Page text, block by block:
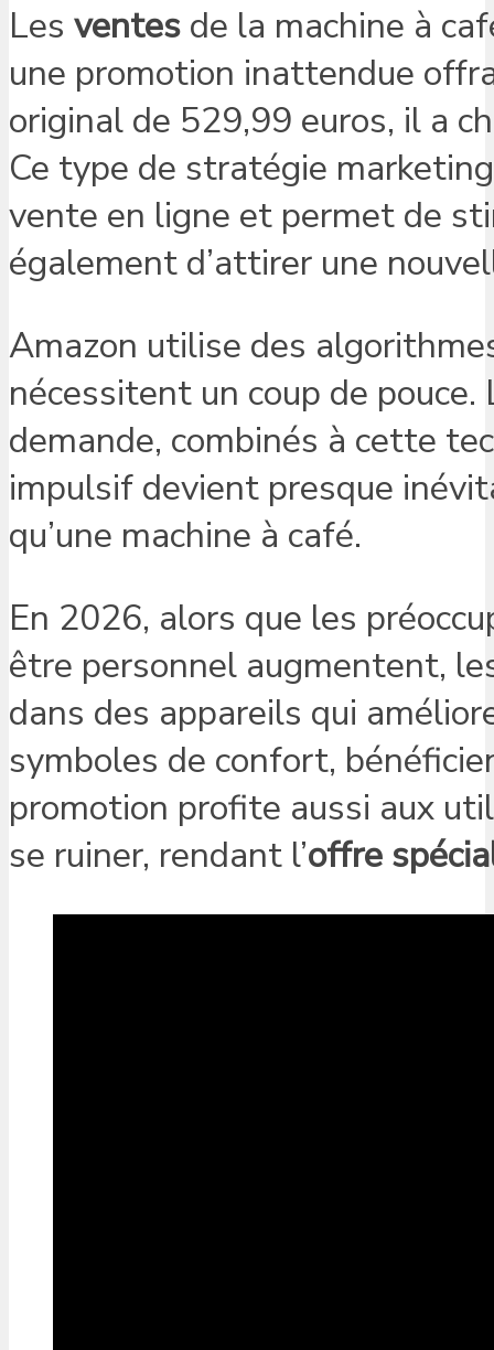
Les ventes de la machine à
une promotion inattendue
original de 529,99 euros, il a
Ce type de stratégie
vente en ligne et permet de
également d’attirer une
Amazon utilise des
nécessitent un coup de pouce.
demande, combinés à cette
impulsif devient presque
qu’une machine à café.
En 2026, alors que les
être personnel augmentent,
dans des appareils qui
symboles de confort,
promotion profite aussi aux
se ruiner, rendant l’offre